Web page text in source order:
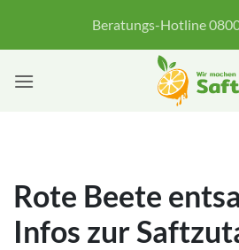
springen
Beratungs-Hotline
Rote Beete
Infos zur